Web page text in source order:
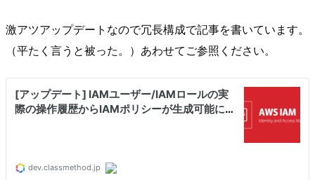
激アツアップデートなので冗長構成で記事を書いています。
（平たく言うと被った。）あわせてご参照ください。